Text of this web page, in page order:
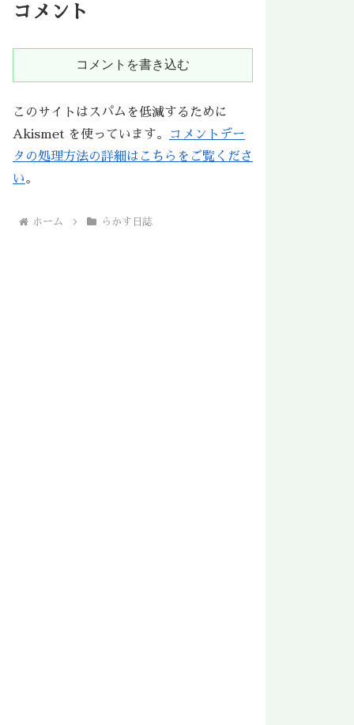
コメント
コメントを書き込む
このサイトはスパムを低減するために
Akismet を使っています。
コメントデー
タの処理方法の詳細はこちらをご覧くださ
い。
ホーム らかす日誌